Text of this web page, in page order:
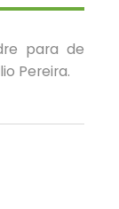
para de
Pereira.